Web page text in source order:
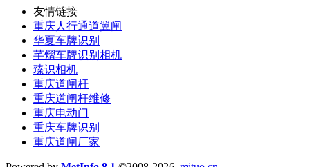
友情链接
重庆人行通道翼闸
华夏车牌识别
芊熠车牌识别相机
臻识相机
重庆道闸杆
重庆道闸杆维修
重庆电动门
重庆车牌识别
重庆道闸厂家